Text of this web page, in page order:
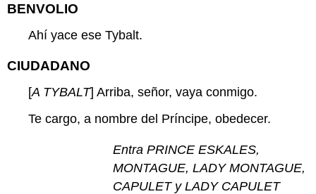
BENVOLIO
Ahí yace ese Tybalt.
CIUDADANO
[A TYBALT] Arriba, señor, vaya conmigo.
Te cargo, a nombre del Príncipe, obedecer.
Entra PRINCE ESKALES,
MONTAGUE, LADY MONTAGUE,
CAPULET y LADY CAPULET